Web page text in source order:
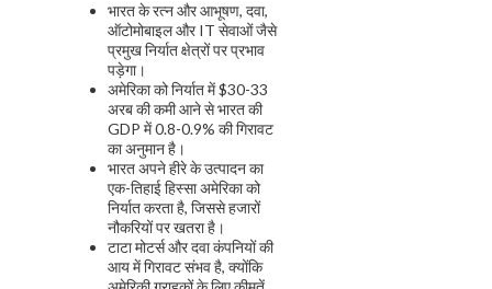
भारत के रत्न और आभूषण, दवा,
ऑटोमोबाइल और IT सेवाओं जैसे
प्रमुख निर्यात क्षेत्रों पर प्रभाव
पड़ेगा।
अमेरिका को निर्यात में $30-33
अरब की कमी आने से भारत की
GDP में 0.8-0.9% की गिरावट
का अनुमान है।
भारत अपने हीरे के उत्पादन का
एक-तिहाई हिस्सा अमेरिका को
निर्यात करता है, जिससे हजारों
नौकरियों पर खतरा है।
टाटा मोटर्स और दवा कंपनियों की
आय में गिरावट संभव है, क्योंकि